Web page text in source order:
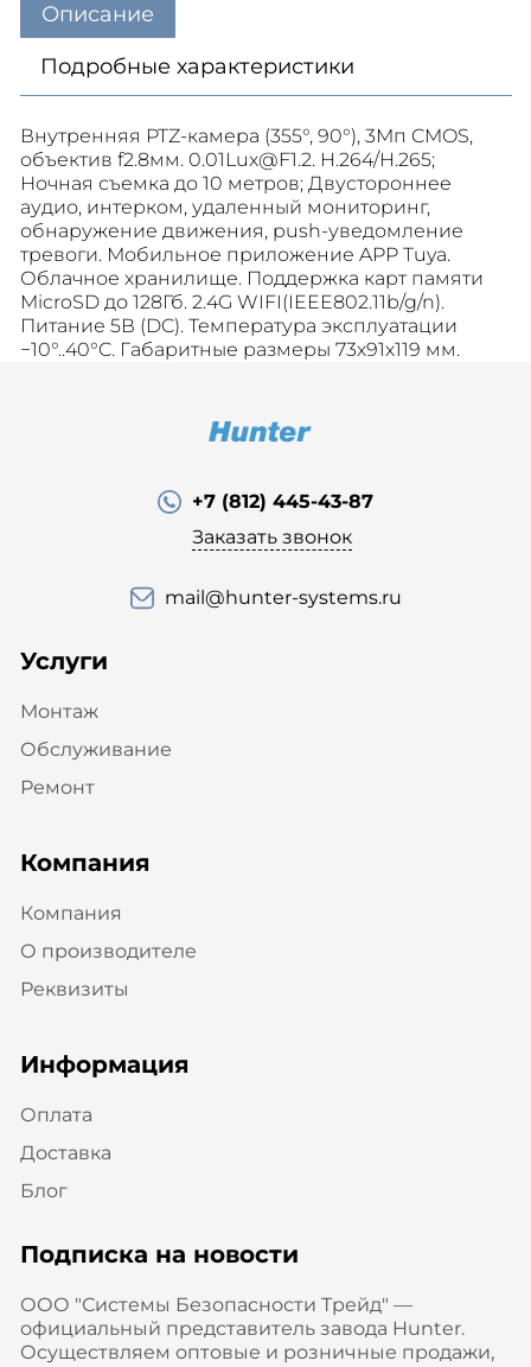
Описание
Подробные характеристики
Внутренняя PTZ-камера (355°, 90°), 3Мп CMOS,
объектив f2.8мм. 0.01Lux@F1.2. H.264/H.265;
Ночная съемка до 10 метров; Двустороннее
аудио, интерком, удаленный мониторинг,
обнаружение движения, push-уведомление
тревоги. Мобильное приложение APP Tuya.
Облачное хранилище. Поддержка карт памяти
MicroSD до 128Гб. 2.4G WIFI(IEEE802.11b/g/n).
Питание 5В (DC). Температура эксплуатации
−10°..40°C. Габаритные размеры 73х91х119 мм.
+7 (812) 445-43-87
Заказать звонок
mail@hunter-systems.ru
Услуги
Монтаж
Обслуживание
Ремонт
Компания
Компания
О производителе
Реквизиты
Информация
Оплата
Доставка
Блог
Подписка на новости
ООО "Системы Безопасности Трейд" —
официальный представитель завода Hunter.
Осуществляем оптовые и розничные продажи,